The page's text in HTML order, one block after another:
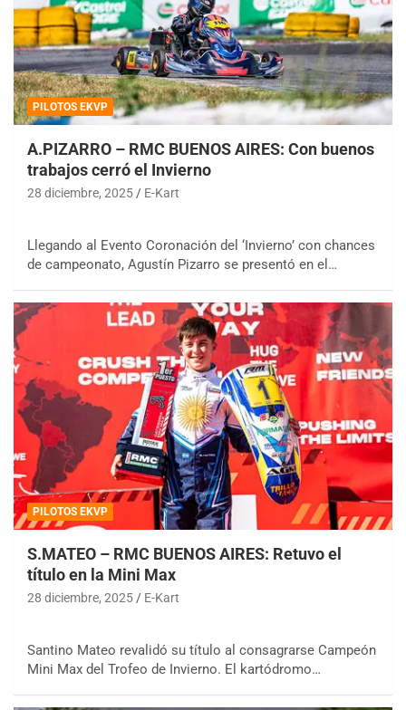
PILOTOS EKVP
A.PIZARRO – RMC BUENOS AIRES: Con buenos
trabajos cerró el Invierno
28 diciembre, 2025 E-Kart
Llegando al Evento Coronación del ‘Invierno’ con chances
de campeonato, Agustín Pizarro se presentó en el…
PILOTOS EKVP
S.MATEO – RMC BUENOS AIRES: Retuvo el
título en la Mini Max
28 diciembre, 2025 E-Kart
Santino Mateo revalidó su título al consagrarse Campeón
Mini Max del Trofeo de Invierno. El kartódromo…